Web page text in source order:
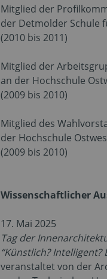
Mitglied der
der Detmolder Schule
(2010 bis 2011)
Mitglied der
an der Hochschule
(2009 bis 2010)
Mitglied des
der Hochschule
(2009 bis 2010)
Wissenschaftlicher
17. Mai 2025
Tag der
“Künstlich?
veranstaltet von der